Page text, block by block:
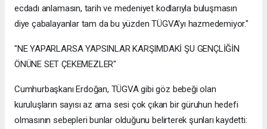
ecdadı anlamasın, tarih ve medeniyet kodlarıyla buluşmasın
diye çabalayanlar tam da bu yüzden TÜGVA'yı hazmedemiyor."
"NE YAPARLARSA YAPSINLAR KARŞIMDAKİ ŞU GENÇLİĞİN
ÖNÜNE SET ÇEKEMEZLER"
Cumhurbaşkanı Erdoğan, TÜGVA gibi göz bebeği olan
kuruluşların sayısı az ama sesi çok çıkan bir güruhun hedefi
olmasının sebepleri bunlar olduğunu belirterek şunları kaydetti: